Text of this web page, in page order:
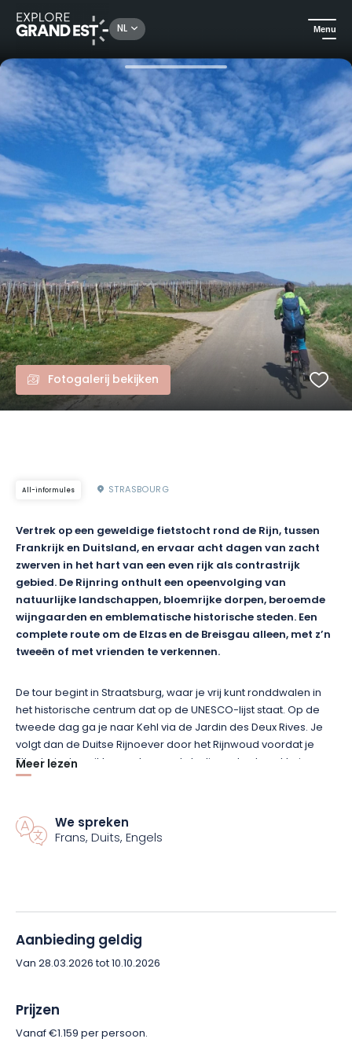
NL Menu
Kijk je ogen uit in de Grand Est Fietsen op de Rijnring
Fotogalerij bekijken
All-informules STRASBOURG
Vertrek op een geweldige fietstocht rond de Rijn, tussen
Frankrijk en Duitsland, en ervaar acht dagen van zacht
zwerven in het hart van een even rijk als contrastrijk
gebied. De Rijnring onthult een opeenvolging van
natuurlijke landschappen, bloemrijke dorpen, beroemde
wijngaarden en emblematische historische steden. Een
complete route om de Elzas en de Breisgau alleen, met z’n
tweeën of met vrienden te verkennen.
De tour begint in Straatsburg, waar je vrij kunt ronddwalen in
het historische centrum dat op de UNESCO-lijst staat. Op de
tweede dag ga je naar Kehl via de Jardin des Deux Rives. Je
volgt dan de Duitse Rijnoever door het Rijnwoud voordat je
Ettenheim bereikt, een charmant stadje met vakwerkhuizen.
van de mooiste steden in Zuid-Duitsland. Onderweg zorgen
pittoreske dorpjes, schaduwrijke bossen en goed
Op dag vier keer je terug naar Frankrijk via Vieux-Brisach,
gelegen op een heuvel met uitzicht op de Rijn. Vervolgens
ontdek je Neuf-Brisach, een bolwerk van Vauban, voordat je
een stad met middeleeuwse straatjes, kanalen en een
opmerkelijk erfgoed.
Meer lezen
We spreken
Frans, Duits, Engels
Aanbieding geldig
Van 28.03.2026 tot 10.10.2026
Prijzen
Vanaf €1.159 per persoon.